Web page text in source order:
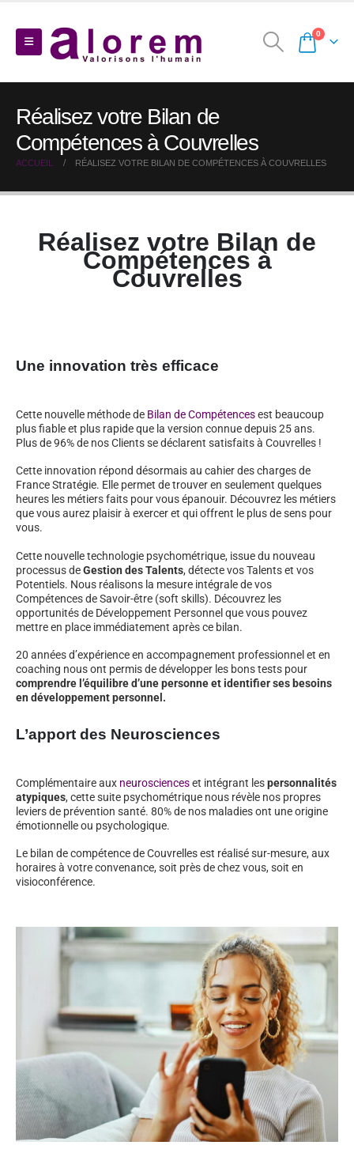
0
Réalisez votre Bilan de
Compétences à Couvrelles
ACCUEIL RÉALISEZ VOTRE BILAN DE COMPÉTENCES À COUVRELLES
Réalisez votre Bilan de
Compétences à
Couvrelles
Une innovation très efficace
Cette nouvelle méthode de Bilan de Compétencesest beaucoup
plus fiable et plus rapide que la version connue depuis 25 ans.
Plus de 96% de nos Clients se déclarent satisfaits à Couvrelles !
Cette innovation répond désormais au cahier des charges de
France Stratégie. Elle permet de trouver en seulement quelques
heures les métiers faits pour vous épanouir. Découvrez les métiers
que vous aurez plaisir à exercer et qui offrent le plus de sens pour
vous.
Cette nouvelle technologie psychométrique, issue du nouveau
processus deGestion des Talents, détecte vos Talents et vos
Potentiels. Nous réalisons la mesure intégrale de vos
Compétences de Savoir-être (soft skills). Découvrez les
opportunités de Développement Personnel que vous pouvez
mettre en place immédiatement après ce bilan.
20 années d’expérience en accompagnement professionnel et en
coaching nous ont permis de développer les bons tests pour
comprendre l’équilibre d’une personne et identifier ses besoins
en développement personnel.
L’apport des Neurosciences
Complémentaire aux neuroscienceset intégrant lespersonnalités
atypiques, cette suite psychométrique nous révèle nos propres
leviers de prévention santé. 80% de nos maladies ont une origine
émotionnelle ou psychologique.
Le bilan de compétence de Couvrelles est réalisé sur-mesure, aux
horaires à votre convenance, soit près de chez vous, soit en
visioconférence.